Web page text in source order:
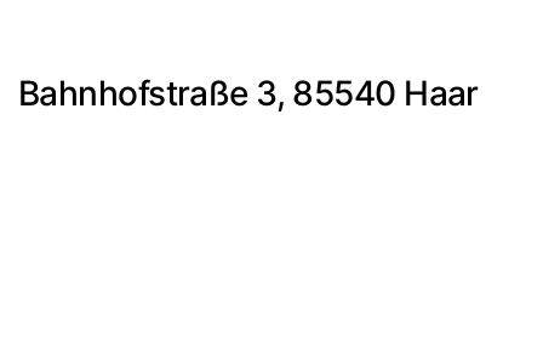
Bahnhofstraße 3, 85540 Haar